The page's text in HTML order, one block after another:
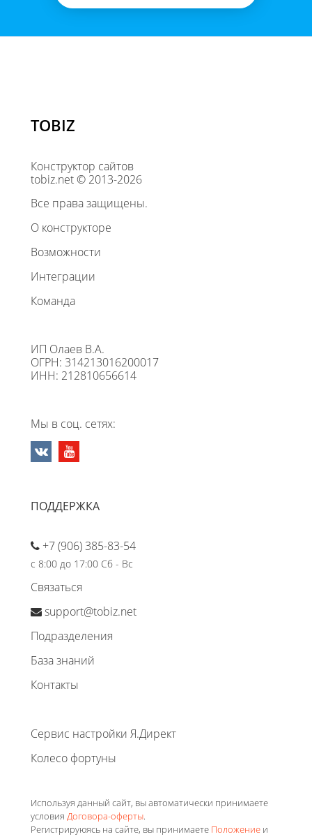
TOBIZ
Конструктор сайтов
tobiz.net © 2013-2026
Все права защищены.
О конструкторе
Возможности
Интеграции
Команда
ИП Олаев В.А.
ОГРН: 314213016200017
ИНН: 212810656614
Мы в соц. сетях:
ПОДДЕРЖКА
+7 (906) 385-83-54
с 8:00 до 17:00 Сб - Вс
Связаться
support@tobiz.net
Подразделения
База знаний
Контакты
Сервис настройки Я.Директ
Колесо фортуны
Используя данный сайт, вы автоматически принимаете
условия Договора-оферты.
Регистрируюясь на сайте, вы принимаете Положение и